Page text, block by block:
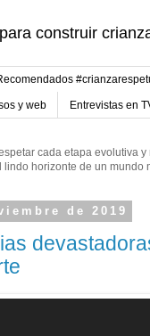
construir
y web Entrevistas en
cada etapa evolutiva
lindo horizonte de un mundo
de 2019